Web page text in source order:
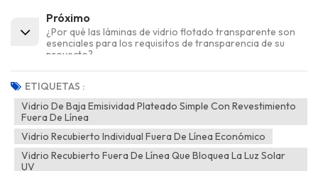
Próximo
¿Por qué las láminas de vidrio flotado transparente son
esenciales para los requisitos de transparencia de su
proyecto?
ETIQUETAS :
Vidrio De Baja Emisividad Plateado Simple Con Revestimiento
Fuera De Línea
Vidrio Recubierto Individual Fuera De Línea Económico
Vidrio Recubierto Fuera De Línea Que Bloquea La Luz Solar
UV